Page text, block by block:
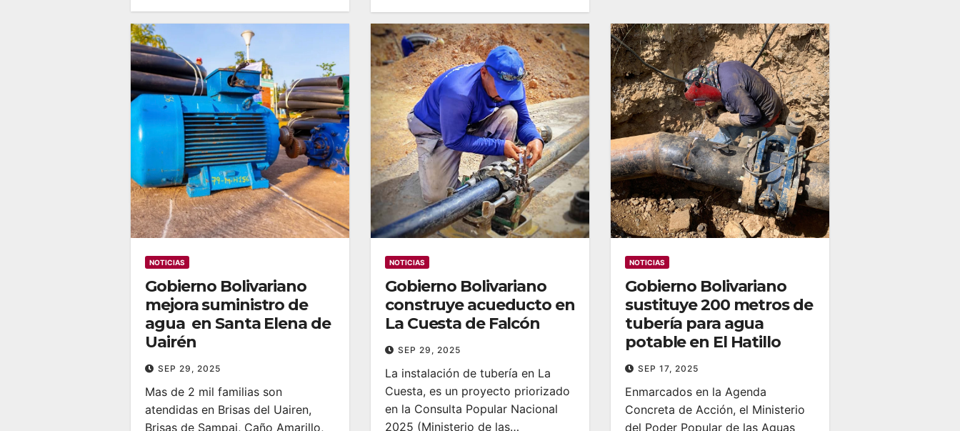
NOTICIAS
Gobierno Bolivariano
mejora suministro de
agua en Santa Elena de
Uairén
SEP 29, 2025
Mas de 2 mil familias son
atendidas en Brisas del Uairen,
Brisas de Sampai, Caño Amarillo,
NOTICIAS
Gobierno Bolivariano
construye acueducto en
La Cuesta de Falcón
SEP 29, 2025
La instalación de tubería en La
Cuesta, es un proyecto priorizado
en la Consulta Popular Nacional
2025 (Ministerio de las…
NOTICIAS
Gobierno Bolivariano
sustituye 200 metros de
tubería para agua
potable en El Hatillo
SEP 17, 2025
Enmarcados en la Agenda
Concreta de Acción, el Ministerio
del Poder Popular de las Aguas